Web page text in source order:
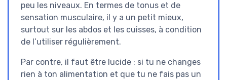
peu les niveaux. En termes de tonus et de
sensation musculaire, il y a un petit mieux,
surtout sur les abdos et les cuisses, à condition
de l’utiliser régulièrement.
Par contre, il faut être lucide : si tu ne changes
rien à ton alimentation et que tu ne fais pas un